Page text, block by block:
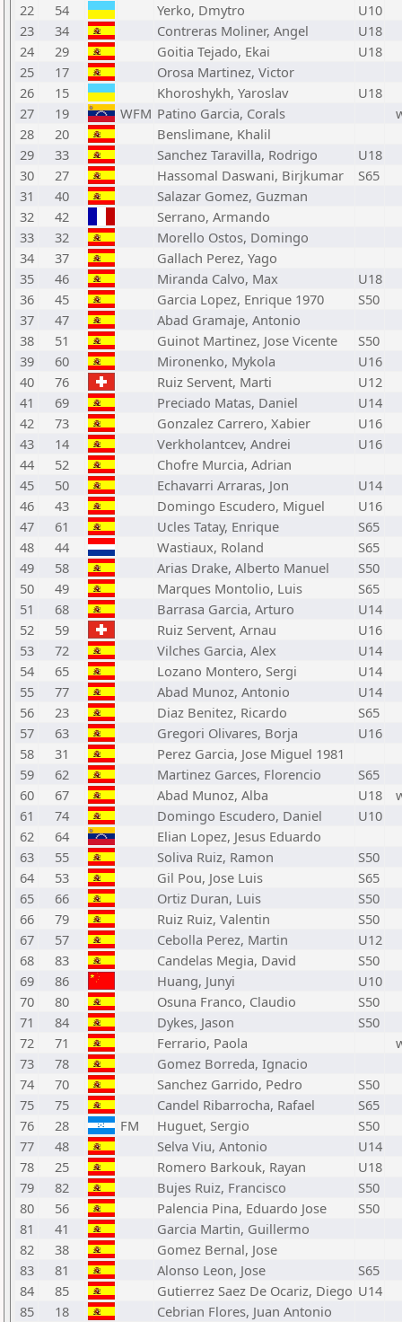
22
54 Yerko, Dmytro
U10
23
34 Contreras Moliner, Angel
U18
24
29 Goitia Tejado, Ekai
U18
25
17
Orosa Martinez, Victor
26
15 Khoroshykh, Yaroslav
U18
27
19 WFM Patino Garcia, Corals
28
20
Benslimane, Khalil
29
33 Sanchez Taravilla, Rodrigo
U18
30
27 Hassomal Daswani, Birjkumar
S65
31
40
Salazar Gomez, Guzman
32
42
Serrano, Armando
33
32
Morello Ostos, Domingo
34
37
Gallach Perez, Yago
35
46 Miranda Calvo, Max
U18
36
45 Garcia Lopez, Enrique 1970
S50
37
47
Abad Gramaje, Antonio
38
51 Guinot Martinez, Jose Vicente
S50
39
60 Mironenko, Mykola
U16
40
76 Ruiz Servent, Marti
U12
41
69 Preciado Matas, Daniel
U14
42
73 Gonzalez Carrero, Xabier
U16
43
14 Verkholantcev, Andrei
U16
44
52
Chofre Murcia, Adrian
45
50 Echavarri Arraras, Jon
U14
46
43 Domingo Escudero, Miguel
U16
47
61 Ucles Tatay, Enrique
S65
48
44 Wastiaux, Roland
S65
49
58 Arias Drake, Alberto Manuel
S50
50
49 Marques Montolio, Luis
S65
51
68 Barrasa Garcia, Arturo
U14
52
59 Ruiz Servent, Arnau
U16
53
72 Vilches Garcia, Alex
U14
54
65 Lozano Montero, Sergi
U14
55
77 Abad Munoz, Antonio
U14
56
23 Diaz Benitez, Ricardo
S65
57
63 Gregori Olivares, Borja
U16
58
31
Perez Garcia, Jose Miguel 1981
59
62 Martinez Garces, Florencio
S65
60
67 Abad Munoz, Alba U18
61
74 Domingo Escudero, Daniel
U10
62
64
Elian Lopez, Jesus Eduardo
63
55 Soliva Ruiz, Ramon
S50
64
53 Gil Pou, Jose Luis
S65
65
66 Ortiz Duran, Luis
S50
66
79 Ruiz Ruiz, Valentin
S50
67
57 Cebolla Perez, Martin
U12
68
83 Candelas Megia, David
S50
69
86 Huang, Junyi
U10
70
80 Osuna Franco, Claudio
S50
71
84 Dykes, Jason
S50
72
71 Ferrario, Paola
73
78
Gomez Borreda, Ignacio
74
70 Sanchez Garrido, Pedro
S50
75
75 Candel Ribarrocha, Rafael
S65
76
28 FM Huguet, Sergio
S50
77
48 Selva Viu, Antonio
U14
78
25 Romero Barkouk, Rayan
U18
79
82 Bujes Ruiz, Francisco
S50
80
56 Palencia Pina, Eduardo Jose
S50
81
41
Garcia Martin, Guillermo
82
38
Gomez Bernal, Jose
83
81 Alonso Leon, Jose
S65
84
85 Gutierrez Saez De Ocariz, Diego U14
85
18
Cebrian Flores, Juan Antonio